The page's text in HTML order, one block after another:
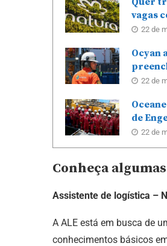
vagas
22 de
Ocyan
22 de
de
22 de
Conheça
Assistente de logística –
A ALE está em busca de
conhecimentos básicos